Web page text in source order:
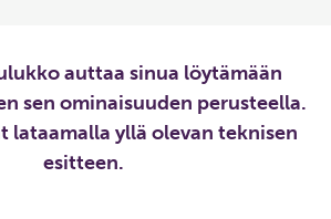
auttaa sinua löytämään
sen ominaisuuden perusteella.
lataamalla yllä olevan teknisen
esitteen.